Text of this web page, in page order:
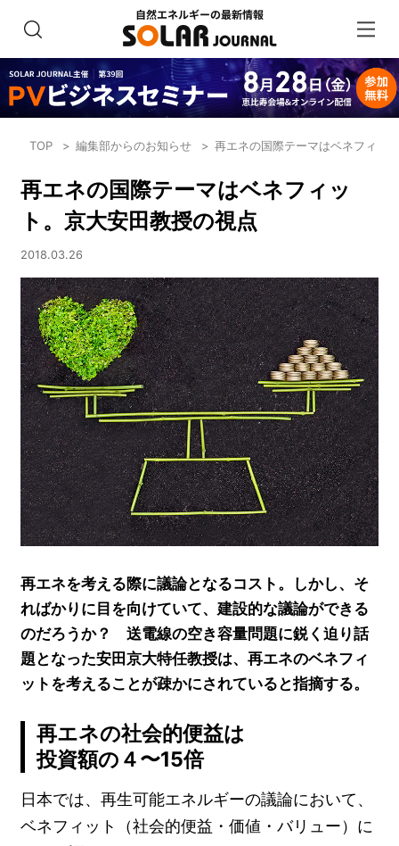
TOP 編集部からのお知らせ 再エネの国際テーマはベネフィッ
再エネの国際テーマはベネフィッ
ト。京大安田教授の視点
2018.03.26
再エネを考える際に議論となるコスト。しかし、そ
ればかりに目を向けていて、建設的な議論ができる
のだろうか？ 送電線の空き容量問題に鋭く迫り話
題となった安田京大特任教授は、再エネのベネフィ
ットを考えることが疎かにされていると指摘する。
再エネの社会的便益は
投資額の４〜15倍
日本では、再生可能エネルギーの議論において、
ベネフィット（社会的便益・価値・バリュー）に